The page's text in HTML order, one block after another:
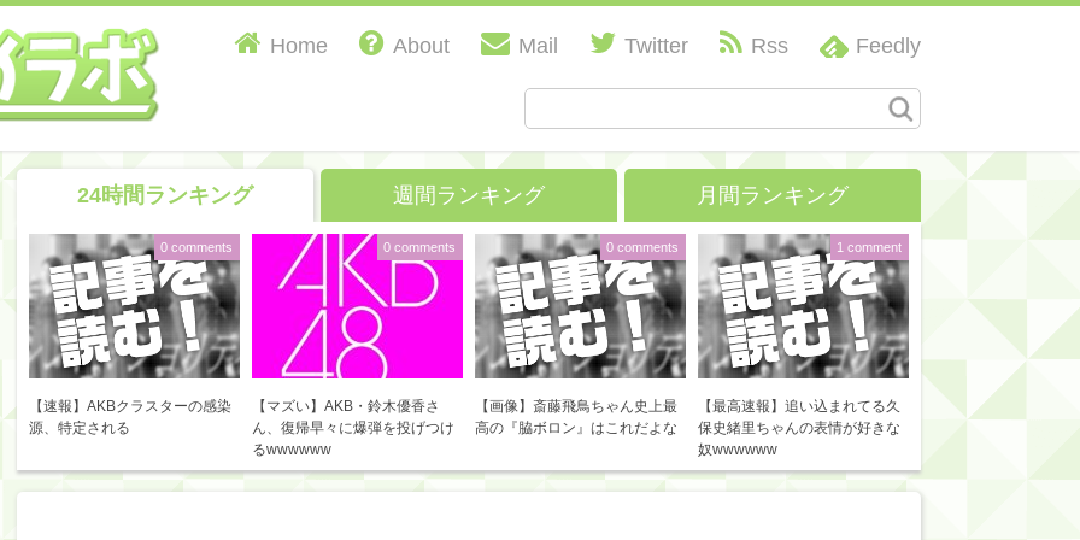
Home About Mail Twitter Rss Feedly
24時間ランキング 週間ランキング 月間ランキング
【速報】AKBクラスターの感染
源、特定される
0 comments
【マズい】AKB・鈴木優香さ
ん、復帰早々に爆弾を投げつけ
るwwwwww
0 comments
【画像】斎藤飛鳥ちゃん史上最
高の『脇ボロン』はこれだよな
0 comments
【最高速報】追い込まれてる久
保史緒里ちゃんの表情が好きな
奴wwwwww
1 comment